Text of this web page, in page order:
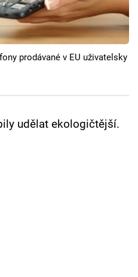
prodávané v EU uživatelsky
udělat ekologičtější.